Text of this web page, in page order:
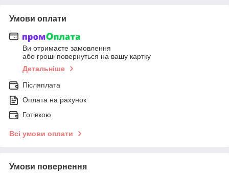
Умови оплати
Ви отримаєте замовлення
або гроші повернуться на вашу картку
Детальніше
Післяплата
Оплата на рахунок
Готівкою
Всі умови оплати
Умови повернення